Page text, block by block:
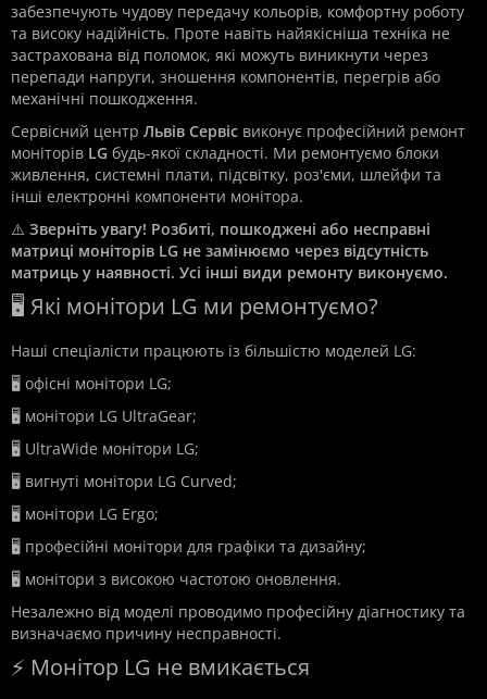
забезпечують чудову передачу кольорів, комфортну роботу
та високу надійність. Проте навіть найякісніша техніка не
застрахована від поломок, які можуть виникнути через
перепади напруги, зношення компонентів, перегрів або
механічні пошкодження.
Сервісний центр Львів Сервіс виконує професійний ремонт
моніторів LG будь-якої складності. Ми ремонтуємо блоки
живлення, системні плати, підсвітку, роз'єми, шлейфи та
інші електронні компоненти монітора.
⚠️ Зверніть увагу! Розбиті, пошкоджені або несправні
матриці моніторів LG не замінюємо через відсутність
матриць у наявності. Усі інші види ремонту виконуємо.
🖥️ Які монітори LG ми ремонтуємо?
Наші спеціалісти працюють із більшістю моделей LG:
🖥️ офісні монітори LG;
🖥️ монітори LG UltraGear;
🖥️ UltraWide монітори LG;
🖥️ вигнуті монітори LG Curved;
🖥️ монітори LG Ergo;
🖥️ професійні монітори для графіки та дизайну;
🖥️ монітори з високою частотою оновлення.
Незалежно від моделі проводимо професійну діагностику та
визначаємо причину несправності.
⚡ Монітор LG не вмикається